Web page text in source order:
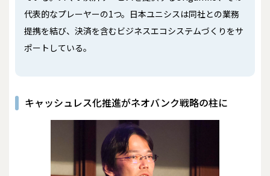
代表的なプレーヤーの1つ。日本ユニシスは同社との業務
提携を結び、決済を含むビジネスエコシステムづくりをサ
ポートしている。
キャッシュレス化推進がネオバンク戦略の柱に